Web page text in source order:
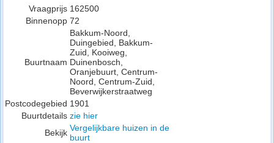
Vraagprijs 162500
Binnenopp 72
Buurtnaam
Bakkum-Noord,
Duingebied, Bakkum-
Zuid, Kooiweg,
Duinenbosch,
Oranjebuurt, Centrum-
Noord, Centrum-Zuid,
Beverwijkerstraatweg
Postcodegebied 1901
Buurtdetails zie hier
Bekijk Vergelijkbare huizen in de
buurt